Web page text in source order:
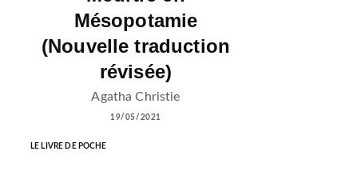
Mésopotamie
(Nouvelle traduction
révisée)
Agatha Christie
19/05/2021
LE LIVRE DE POCHE